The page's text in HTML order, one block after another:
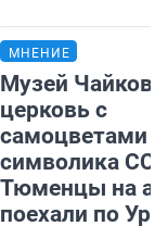
МНЕНИЕ
Музей
церковь с
самоцветами
символика
Тюменцы на
поехали по